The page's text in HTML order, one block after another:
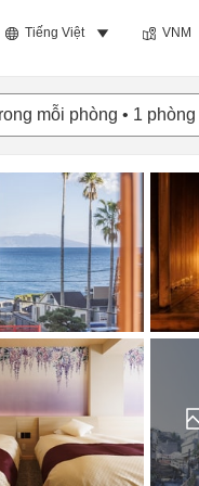
Tiếng Việt VNM
mỗi phòng • 1 phòng